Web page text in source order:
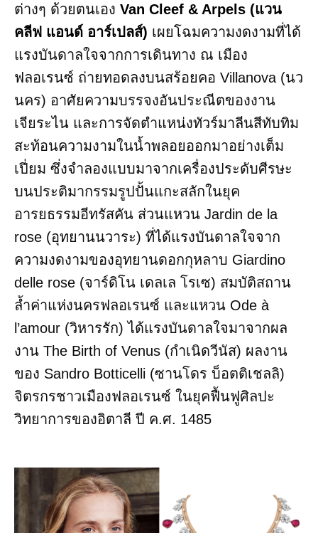
ต่างๆ ด้วยตนเอง Van Cleef & Arpels (แวน
คลีฟ แอนด์ อาร์เปลส์) เผยโฉมความงดงามที่ได้
แรงบันดาลใจจากการเดินทาง ณ เมือง
ฟลอเรนซ์ ถ่ายทอดลงบนสร้อยคอ Villanova (นว
นคร) อาศัยความบรรจงอันประณีตของงาน
เจียระไน และการจัดตำแหน่งทัวร์มาลีนสีทับทิม
สะท้อนความงามในน้ำพลอยออกมาอย่างเต็ม
เปี่ยม ซึ่งจำลองแบบมาจากเครื่องประดับศีรษะ
บนประติมากรรมรูปปั้นแกะสลักในยุค
อารยธรรมอีทรัสคัน ส่วนแหวน Jardin de la
rose (อุทยานนวาระ) ที่ได้แรงบันดาลใจจาก
ความงดงามของอุทยานดอกกุหลาบ Giardino
delle rose (จาร์ดิโน เดลเล โรเซ) สมบัติสถาน
ล้ำค่าแห่งนครฟลอเรนซ์ และแหวน Ode à
l’amour (วิหารรัก) ได้แรงบันดาลใจมาจากผล
งาน The Birth of Venus (กำเนิดวีนัส) ผลงาน
ของ Sandro Botticelli (ซานโดร บ็อตติเชลลิ)
จิตรกรชาวเมืองฟลอเรนซ์ ในยุคฟื้นฟูศิลปะ
วิทยาการของอิตาลี ปี ค.ศ. 1485